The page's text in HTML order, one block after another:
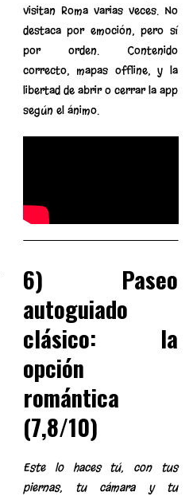
visitan Roma varias veces. No
destaca por emoción, pero sí
por orden. Contenido
correcto, mapas offline, y la
libertad de abrir o cerrar la app
según el ánimo.
6) Paseo
autoguiado
clásico: la
opción
romántica
(7,8/10)
Este lo haces tú, con tus
piernas, tu cámara y tu